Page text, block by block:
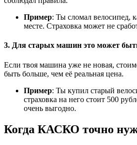
Пример: Ты сломал велосипед,
месте. Страховка может не
3. Для старых машин это может
Если твоя машина уже не новая,
быть больше, чем её реальная цена.
Пример: Ты купил старый
страховка на него стоит 500
очень выгодно.
Когда КАСКО точно